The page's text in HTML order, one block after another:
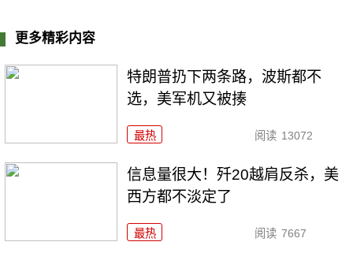
更多精彩内容
特朗普扔下两条路，波斯都不
选，美军机又被揍
最热 阅读 13072
信息量很大！歼20越肩反杀，美
西方都不淡定了
最热 阅读 7667